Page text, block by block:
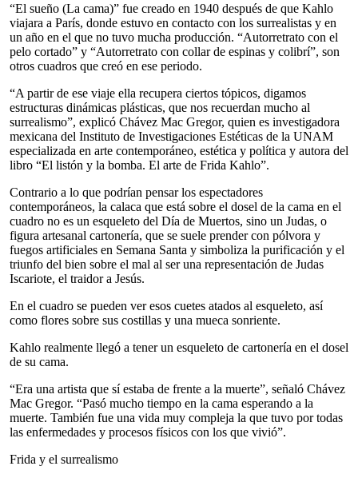
“El sueño (La cama)” fue creado en 1940 después de que Kahlo
viajara a París, donde estuvo en contacto con los surrealistas y en
un año en el que no tuvo mucha producción. “Autorretrato con el
pelo cortado” y “Autorretrato con collar de espinas y colibrí”, son
otros cuadros que creó en ese periodo.
“A partir de ese viaje ella recupera ciertos tópicos, digamos
estructuras dinámicas plásticas, que nos recuerdan mucho al
surrealismo”, explicó Chávez Mac Gregor, quien es investigadora
mexicana del Instituto de Investigaciones Estéticas de la UNAM
especializada en arte contemporáneo, estética y política y autora del
libro “El listón y la bomba. El arte de Frida Kahlo”.
Contrario a lo que podrían pensar los espectadores
contemporáneos, la calaca que está sobre el dosel de la cama en el
cuadro no es un esqueleto del Día de Muertos, sino un Judas, o
figura artesanal cartonería, que se suele prender con pólvora y
fuegos artificiales en Semana Santa y simboliza la purificación y el
triunfo del bien sobre el mal al ser una representación de Judas
Iscariote, el traidor a Jesús.
En el cuadro se pueden ver esos cuetes atados al esqueleto, así
como flores sobre sus costillas y una mueca sonriente.
Kahlo realmente llegó a tener un esqueleto de cartonería en el dosel
de su cama.
“Era una artista que sí estaba de frente a la muerte”, señaló Chávez
Mac Gregor. “Pasó mucho tiempo en la cama esperando a la
muerte. También fue una vida muy compleja la que tuvo por todas
las enfermedades y procesos físicos con los que vivió”.
Frida y el surrealismo